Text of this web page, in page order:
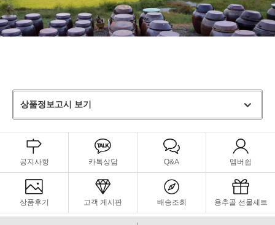
상품정보고시 보기
공지사항 카톡상담 Q&A 멤버쉽
상품후기 고객 게시판 배송조회 용추골 선물세트